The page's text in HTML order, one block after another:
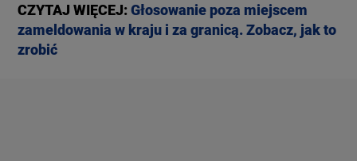
CZYTAJ WIĘCEJ:Głosowanie poza miejscem
zameldowania w kraju i za granicą. Zobacz, jak to
zrobić